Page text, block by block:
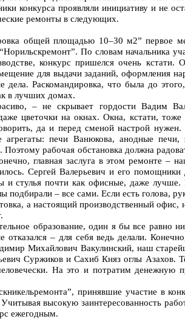
конкурса проявляли инициативу и не
ремонты в следующих.
общей площадью 10–30 м2” первое
По словам начальника
конкурс пришелся очень
для выдачи заданий, оформления
дела. Раскомандировка, что была до
в лучших домах.
– не скрывает гордости Вадим
цветочки на окнах. Окна, кстати,
да и перед сменой настрой
агрегаты: печи Ванюкова, анодные
рабочая обстановка должна
главная заслуга в этом ремонте –
Сергей Валерьевич и его
и стулья почти как офисные, даже
подбирали – все сами. Если есть голова,
а настоящий производственный офис,
образование, один я бы все равно
– для себя ведь делали.
Михайлович Вакулинский, наш
Суржиков и Сахиб Княз оглы Азахов.
На это и потратим денежную
принявшие участие в
высокую заинтересованность
ежегодным.